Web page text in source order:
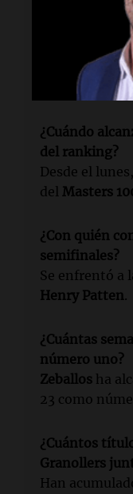
¿Quién
Horacio
puesto del
¿Cuándo
del ranking?
Desde el
del Masters
¿Con quién
semifinales?
Se enfrentó a
Henry Patten.
¿Cuántas
número uno?
Zeballos ha
23 como
¿Cuántos
Granollers
Han